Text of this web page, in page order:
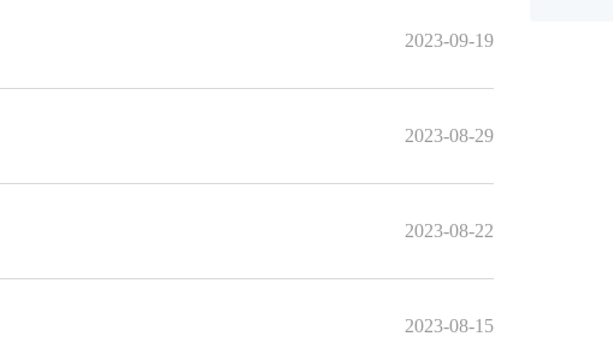
2023-09-19
2023-08-29
2023-08-22
2023-08-15